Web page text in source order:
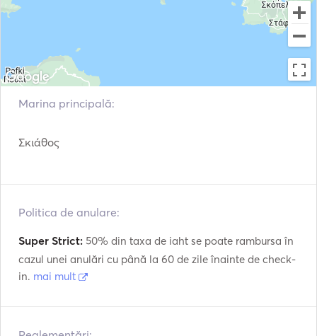
Marina principală:
Σκιάθος
Politica de anulare:
Super Strict: 50% din taxa de iaht se poate rambursa în
cazul unei anulări cu până la 60 de zile înainte de check-
in. mai mult